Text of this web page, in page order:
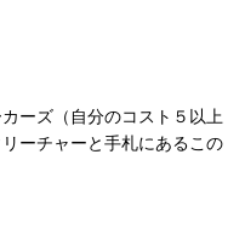
ーズ（自分のコスト５以上
ーチャーと手札にあるこの